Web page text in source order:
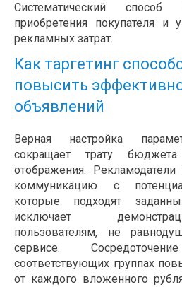
Систематический способ
приобретения покупателя и
рекламных затрат.
Как таргетинг
повысить
объявлений
Верная настройка
сокращает трату
отображения.
коммуникацию с
которые подходят
исключает
пользователям, не
сервисе.
соответствующих группах
от каждого вложенного